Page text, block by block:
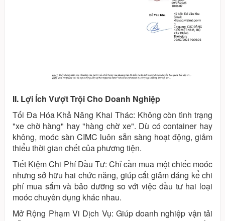
II. Lợi Ích Vượt Trội Cho Doanh Nghiệp
Tối Đa Hóa Khả Năng Khai Thác: Không còn tình trạng
"xe chờ hàng" hay "hàng chờ xe". Dù có container hay
không, moóc sàn CIMC luôn sẵn sàng hoạt động, giảm
thiểu thời gian chết của phương tiện.
Tiết Kiệm Chi Phí Đầu Tư: Chỉ cần mua một chiếc moóc
nhưng sở hữu hai chức năng, giúp cắt giảm đáng kể chi
phí mua sắm và bảo dưỡng so với việc đầu tư hai loại
moóc chuyên dụng khác nhau.
Mở Rộng Phạm Vi Dịch Vụ: Giúp doanh nghiệp vận tải